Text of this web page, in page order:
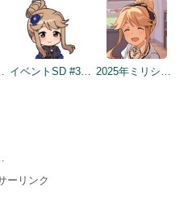
イベントSD #379 2025年ミリシタ8周年カウントダウン（1日前）
ーリンク